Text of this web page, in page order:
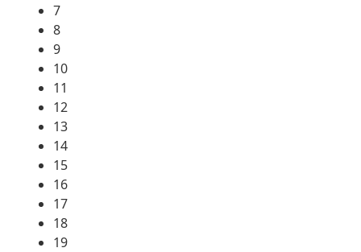
7
8
9
10
11
12
13
14
15
16
17
18
19